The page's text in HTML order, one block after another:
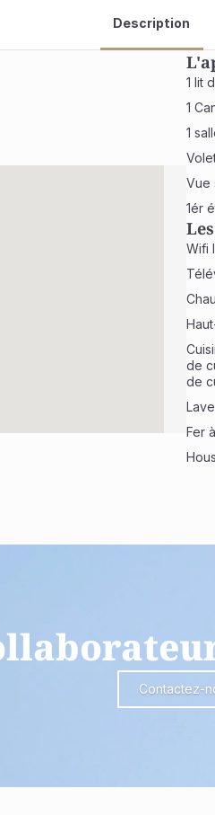
Description
1 lit
1
1
Vue
1ér
Wifi
de
de
Fer
Contactez-